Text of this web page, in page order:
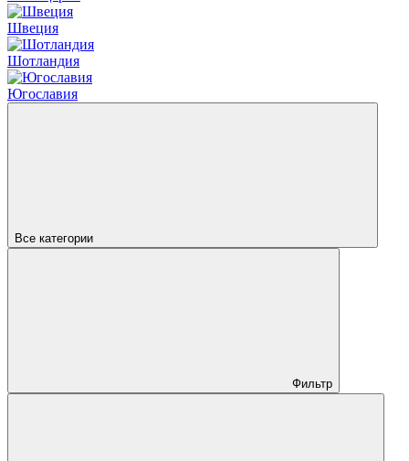
Швеция
Шотландия
Югославия
Все категории
Фильтр